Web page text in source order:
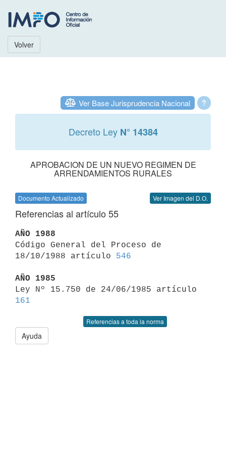
Volver
?
Ver Base Jurisprudencia Nacional
Decreto Ley N° 14384
APROBACION DE UN NUEVO REGIMEN DE
ARRENDAMIENTOS RURALES
Documento Actualizado Ver Imagen del D.O.
Referencias al artículo 55
AÑO 1988
Código General del Proceso de
18/10/1988 artículo 546
AÑO 1985
161
Referencias a toda la norma
Ayuda